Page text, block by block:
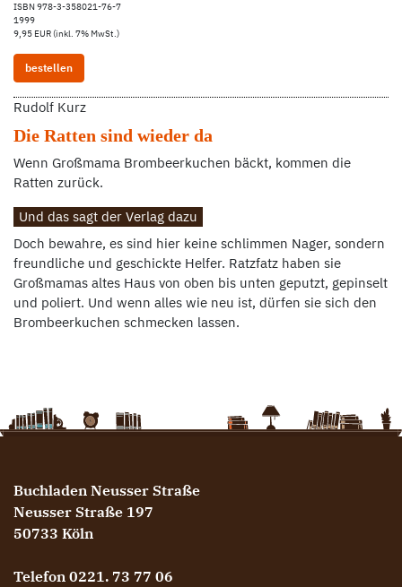
ISBN 978-3-358021-76-7
1999
9,95 EUR (inkl. 7% MwSt.)
bestellen
Rudolf Kurz
Die Ratten sind wieder da
Wenn Großmama Brombeerkuchen bäckt, kommen die
Ratten zurück.
Und das sagt der Verlag dazu
Doch bewahre, es sind hier keine schlimmen Nager, sondern
freundliche und geschickte Helfer. Ratzfatz haben sie
Großmamas altes Haus von oben bis unten geputzt, gepinselt
und poliert. Und wenn alles wie neu ist, dürfen sie sich den
Brombeerkuchen schmecken lassen.
Buchladen Neusser Straße
Neusser Straße 197
50733 Köln
Telefon 0221. 73 77 06